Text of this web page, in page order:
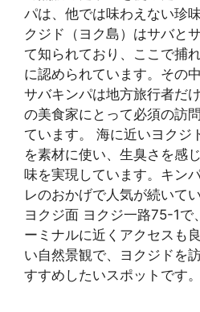
パは、他では味わえない珍
クジド（ヨク島）はサバと
て知られており、ここで捕
に認められています。その
サバキンパは地方旅行者だ
の美食家にとって必須の訪
ています。 海に近いヨクジ
を素材に使い、生臭さを感
味を実現しています。キン
レのおかげで人気が続いて
ヨクジ面 ヨクジ一路75-1で
ーミナルに近くアクセスも
い自然景観で、ヨクジドを
すすめしたいスポットです